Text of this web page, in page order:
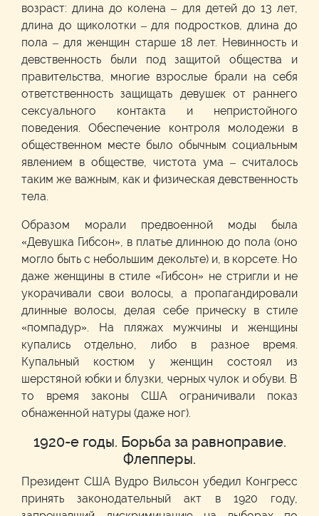
возраст: длина до колена – для детей до 13 лет,
длина до щиколотки – для подростков, длина до
пола – для женщин старше 18 лет. Невинность и
девственность были под защитой общества и
правительства, многие взрослые брали на себя
ответственность защищать девушек от раннего
сексуального контакта и непристойного
поведения. Обеспечение контроля молодежи в
общественном месте было обычным социальным
явлением в обществе, чистота ума – считалось
таким же важным, как и физическая девственность
тела.
Образом морали предвоенной моды была
«Девушка Гибсон», в платье длинною до пола (оно
могло быть с небольшим декольте) и, в корсете. Но
даже женщины в стиле «Гибсон» не стригли и не
укорачивали свои волосы, а пропагандировали
длинные волосы, делая себе прическу в стиле
«помпадур». На пляжах мужчины и женщины
купались отдельно, либо в разное время.
Купальный костюм у женщин состоял из
шерстяной юбки и блузки, черных чулок и обуви. В
то время законы США ограничивали показ
обнаженной натуры (даже ног).
1920-е годы. Борьба за равноправие.
Флепперы.
Президент США Вудро Вильсон убедил Конгресс
принять законодательный акт в 1920 году,